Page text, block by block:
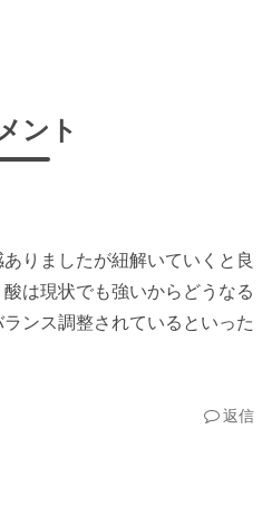
ント
りましたが紐解いていくと良
は現状でも強いからどうなる
ンス調整されているといった
返信